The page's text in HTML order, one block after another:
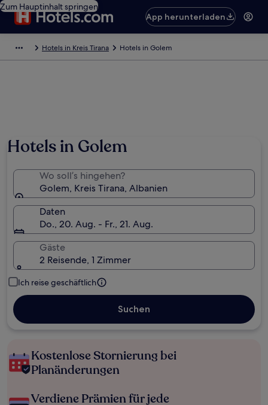
Zum Hauptinhalt springen
App herunterladen
Hotels in Kreis Tirana Hotels in Golem
Hotels in Golem
Wo soll’s hingehen?
Golem, Kreis Tirana, Albanien
Daten
Do., 20. Aug. - Fr., 21. Aug.
Gäste
2 Reisende, 1 Zimmer
Ich reise geschäftlich
Suchen
Kostenlose Stornierung bei
Planänderungen
Verdiene Prämien für jede